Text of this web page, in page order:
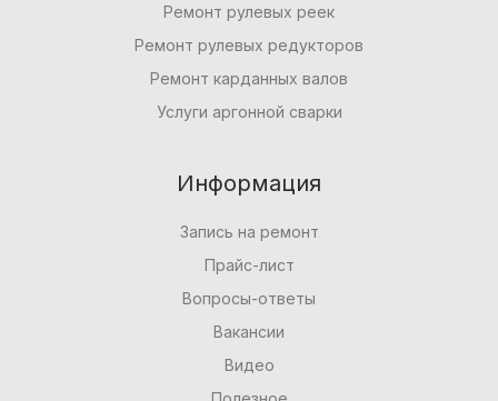
Ремонт рулевых реек
Ремонт рулевых редукторов
Ремонт карданных валов
Услуги аргонной сварки
Информация
Запись на ремонт
Прайс-лист
Вопросы-ответы
Вакансии
Видео